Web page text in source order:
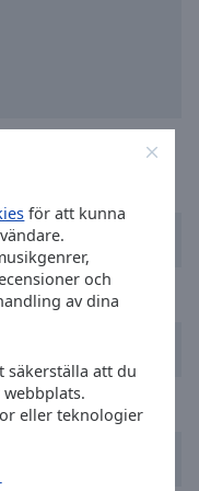
för att kunna
och
av dina
säkerställa att du
eller teknologier